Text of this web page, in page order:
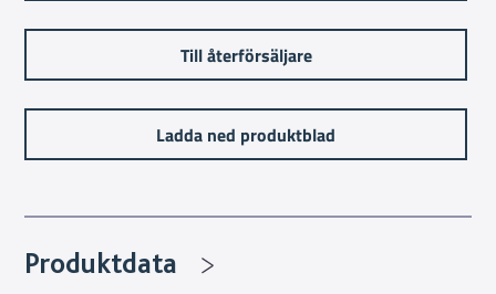
Till återförsäljare
Ladda ned produktblad
Produktdata